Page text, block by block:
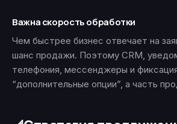
Важна скорость обработки
Чем быстрее бизнес отвечает на
шанс продажи. Поэтому CRM,
телефония, мессенджеры и
“дополнительные опции”, а часть